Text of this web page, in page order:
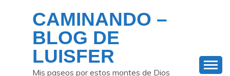
contenido
CAMINANDO –
BLOG DE
LUISFER
Mis paseos por estos montes de Dios